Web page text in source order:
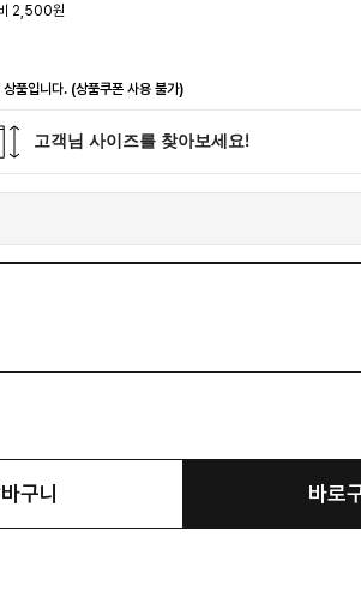
2,500원
품입니다. (상품쿠폰 사용 불가)
구니 바로